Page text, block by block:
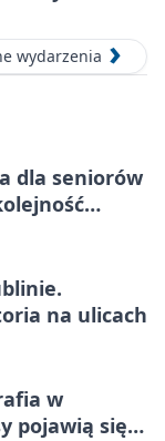
wydarzenia
dla seniorów
na ulicach
w
pojawią się